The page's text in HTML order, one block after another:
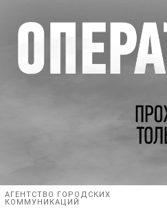
АГЕНТСТВО ГОРОДСКИХ
КОММУНИКАЦИЙ